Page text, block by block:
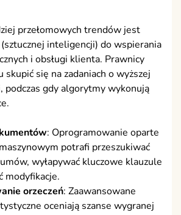
przełomowych trendów jest
(sztucznej inteligencji) do wspierania
i obsługi klienta. Prawnicy
skupić się na zadaniach o wyższej
podczas gdy algorytmy wykonują
: Oprogramowanie oparte
potrafi przeszukiwać
wyłapywać kluczowe klauzule
modyfikacje.
orzeczeń: Zaawansowane
oceniają szanse wygranej